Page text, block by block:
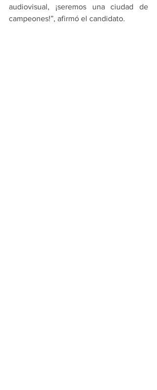
audiovisual, ¡seremos una ciudad de
campeones!”, afirmó el candidato.